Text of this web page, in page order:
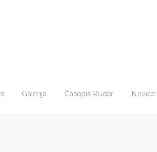
Galerija Časopis Rudar Novice